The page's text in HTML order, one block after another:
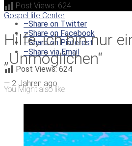
Post Views: 624
Gospel life Center
Hilfe, ich bin nur
„Unmöglichen“
— 2 Jahren ago
–Share on Twitter
–Share on Facebook
–Share on Pinterest
–Share via Email
Post Views: 624
You Might also like